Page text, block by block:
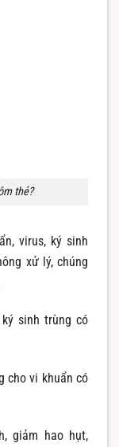
thẻ?
virus, ký sinh
xử lý, chúng
sinh trùng có
cho vi khuẩn có
giảm hao hụt,